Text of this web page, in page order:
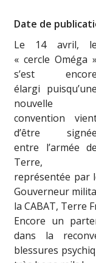
Date de
Le 14 avril, le
« cercle Oméga »
s’est encore
élargi puisqu’une
nouvelle
convention
d’être signée
entre l’armée de
Terre,
représentée par
Gouverneur
la CABAT, Terre
Encore un
dans la
blessures